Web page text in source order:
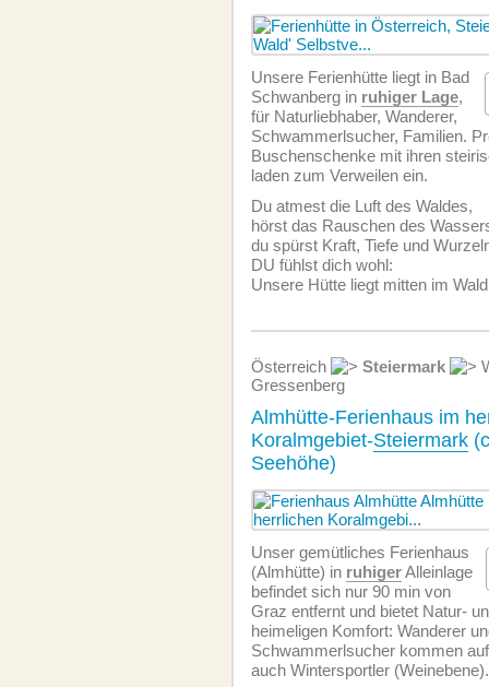
Unsere Ferienhütte liegt in Bad
Schwanberg in ruhiger Lage,
für Naturliebhaber, Wanderer,
Schwammerlsucher, Familien.
Buschenschenke mit ihren
laden zum Verweilen ein.
Du atmest die Luft des Waldes,
hörst das Rauschen des
du spürst Kraft, Tiefe und
DU fühlst dich wohl:
Unsere Hütte liegt mitten im
Österreich Steiermark
Gressenberg
Almhütte-Ferienhaus im
Koralmgebiet-Steiermark
Seehöhe)
Unser gemütliches Ferienhaus
(Almhütte) in ruhigerAlleinlage
befindet sich nur 90 min von
Graz entfernt und bietet Natur-
heimeligen Komfort: Wanderer
Schwammerlsucher kommen
auch Wintersportler (Weinebene).